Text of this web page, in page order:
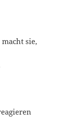
sie,